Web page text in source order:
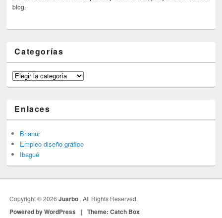
blog.
Categorías
Categorías
Enlaces
Brianur
Empleo diseño gráfico
Ibagué
Copyright © 2026Juarbo . All Rights Reserved.
Powered by WordPress | Theme: Catch Box